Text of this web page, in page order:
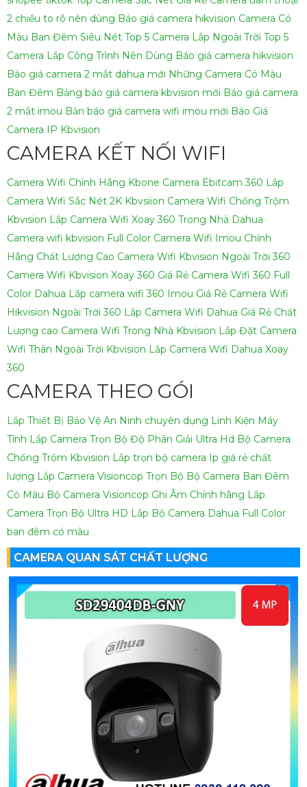
2 chiều to rõ nên dùng Báo giá camera hikvision Camera Có
Màu Ban Đêm Siêu Nét Top 5 Camera Lắp Ngoài Trời Top 5
Camera Lắp Công Trình Nên Dùng Báo giá camera hikvision
Báo giá camera 2 mắt dahua mới Những Camera Có Màu
Ban Đêm Bảng báo giá camera kbvision mới Báo giá camera
2 mắt imou Bản báo giá camera wifi imou mới Báo Giá
Camera IP Kbvision
CAMERA KẾT NỐI WIFI
Camera Wifi Chính Hãng Kbone Camera Ebitcam 360 Lắp
Camera Wifi Sắc Nét 2K Kbvsiion Camera Wifi Chống Trộm
Kbvision Lắp Camera Wifi Xoay 360 Trong Nhà Dahua
Camera wifi kbvision Full Color Camera Wifi Imou Chính
Hãng Chất Lượng Cao Camera Wifi Kbvision Ngoài Trời 360
Camera Wifi Kbvision Xoay 360 Giá Rẻ Camera Wifi 360 Full
Color Dahua Lắp camera wifi 360 Imou Giá Rẻ Camera Wifi
Hikvision Ngoài Trời 360 Lắp Camera Wifi Dahua Giá Rẻ Chất
Lượng cao Camera Wifi Trong Nhà Kbvision Lắp Đặt Camera
Wifi Thân Ngoài Trời Kbvision Lắp Camera Wifi Dahua Xoay
360
CAMERA THEO GÓI
Lắp Thiết Bị Bảo Vệ An Ninh chuyên dụng Linh Kiện Máy
Tính Lắp Camera Trọn Bộ Độ Phân Giải Ultra Hd Bộ Camera
Chống Trộm Kbvision Lắp trọn bộ camera Ip giá rẻ chất
lượng Lắp Camera Visioncop Trọn Bộ Bộ Camera Ban Đêm
Có Màu Bộ Camera Visioncop Ghi Âm Chính hãng Lắp
Camera Trọn Bộ Ultra HD Lắp Bộ Camera Dahua Full Color
ban đêm có màu
CAMERA QUAN SÁT CHẤT LƯỢNG